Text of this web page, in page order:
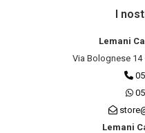
I
Lemani
Via Bolognese 14
Lemani